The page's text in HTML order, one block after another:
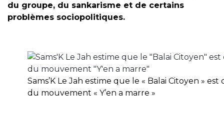
du groupe, du sankarisme et de certains
problèmes sociopolitiques.
Sams’K Le Jah estime que le « Balai Citoyen »
du mouvement « Y’en a marre »